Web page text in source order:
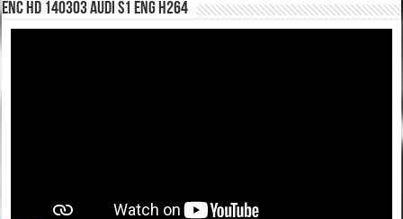
enc hd 140303 Audi S1 ENG H264